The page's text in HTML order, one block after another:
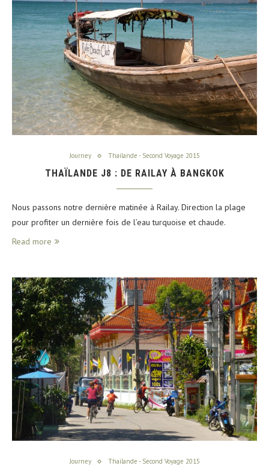
Journey Thailande - Second Voyage 2015
THAÏLANDE J8 : DE RAILAY À BANGKOK
Nous passons notre dernière matinée à Railay. Direction la plage
pour profiter un dernière fois de l’eau turquoise et chaude.
Read more
Journey Thailande - Second Voyage 2015